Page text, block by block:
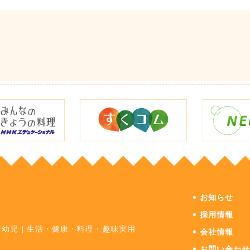
児 |生活・健康・料理・趣味実用
お知らせ
採用情報
会社情報